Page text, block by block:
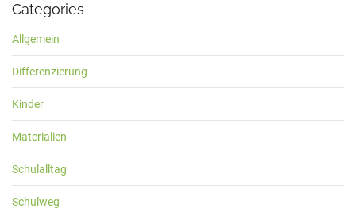
Categories
Allgemein
Differenzierung
Kinder
Materialien
Schulalltag
Schulweg